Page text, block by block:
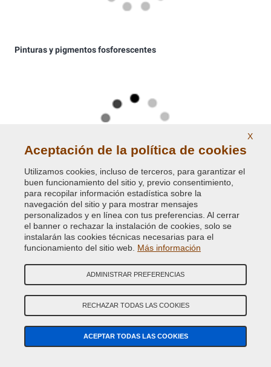
Pinturas carta de los colores RAL K7
X
Aceptación de la política de cookies
Utilizamos cookies, incluso de terceros, para garantizar el
buen funcionamiento del sitio y, previo consentimiento,
para recopilar información estadística sobre la
navegación del sitio y para mostrar mensajes
personalizados y en línea con tus preferencias. Al cerrar
el banner o rechazar la instalación de cookies, solo se
instalarán las cookies técnicas necesarias para el
funcionamiento del sitio web. Más información
ADMINISTRAR PREFERENCIAS
RECHAZAR TODAS LAS COOKIES
ACEPTAR TODAS LAS COOKIES